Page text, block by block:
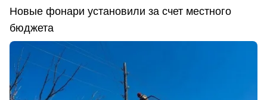
Новые фонари установили за счет местного
бюджета